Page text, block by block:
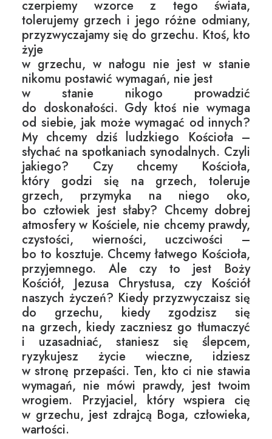
czerpiemy wzorce z tego świata,
tolerujemy grzech i jego różne odmiany,
przyzwyczajamy się do grzechu. Ktoś, kto
żyje
w grzechu, w nałogu nie jest w stanie
nikomu postawić wymagań, nie jest
w stanie nikogo prowadzić
do doskonałości. Gdy ktoś nie wymaga
od siebie, jak może wymagać od innych?
My chcemy dziś ludzkiego Kościoła –
słychać na spotkaniach synodalnych. Czyli
jakiego? Czy chcemy Kościoła,
który godzi się na grzech, toleruje
grzech, przymyka na niego oko,
bo człowiek jest słaby? Chcemy dobrej
atmosfery w Kościele, nie chcemy prawdy,
czystości, wierności, uczciwości –
bo to kosztuje. Chcemy łatwego Kościoła,
przyjemnego. Ale czy to jest Boży
Kościół, Jezusa Chrystusa, czy Kościół
naszych życzeń? Kiedy przyzwyczaisz się
do grzechu, kiedy zgodzisz się
na grzech, kiedy zaczniesz go tłumaczyć
i uzasadniać, staniesz się ślepcem,
ryzykujesz życie wieczne, idziesz
w stronę przepaści. Ten, kto ci nie stawia
wymagań, nie mówi prawdy, jest twoim
wrogiem. Przyjaciel, który wspiera cię
w grzechu, jest zdrajcą Boga, człowieka,
wartości.